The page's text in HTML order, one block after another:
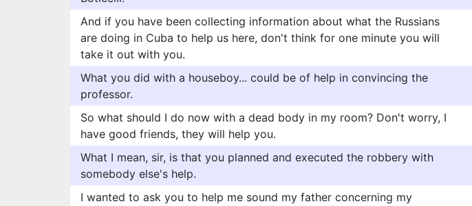
And if you have been collecting information about what the Russians
are doing in Cuba to help us here, don't think for one minute you will
take it out with you.
What you did with a houseboy... could be of help in convincing the
professor.
So what should I do now with a dead body in my room? Don't worry, I
have good friends, they will help you.
What I mean, sir, is that you planned and executed the robbery with
somebody else's help.
I wanted to ask you to help me sound my father concerning my